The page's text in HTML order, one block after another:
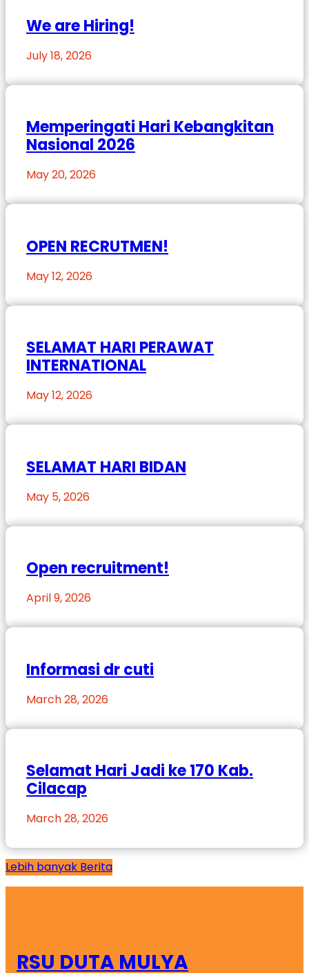
We are Hiring!
July 18, 2026
Memperingati Hari Kebangkitan
Nasional 2026
May 20, 2026
OPEN RECRUTMEN!
May 12, 2026
SELAMAT HARI PERAWAT
INTERNATIONAL
May 12, 2026
SELAMAT HARI BIDAN
May 5, 2026
Open recruitment!
April 9, 2026
Informasi dr cuti
March 28, 2026
Selamat Hari Jadi ke 170 Kab.
Cilacap
March 28, 2026
Lebih banyak Berita
RSU DUTA MULYA